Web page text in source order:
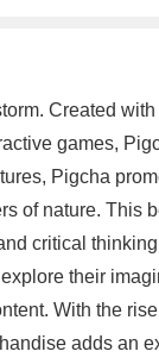
Created
games,
Pigcha
of nature. This
critical
their
With the
adds an